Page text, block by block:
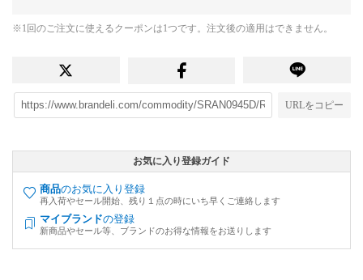
※1回のご注文に使えるクーポンは1つです。注文後の適用はできません。
URLをコピー
お気に入り登録ガイド
商品のお気に入り登録
再入荷やセール開始、残り１点の時にいち早くご連絡します
マイブランドの登録
新商品やセール等、ブランドのお得な情報をお送りします